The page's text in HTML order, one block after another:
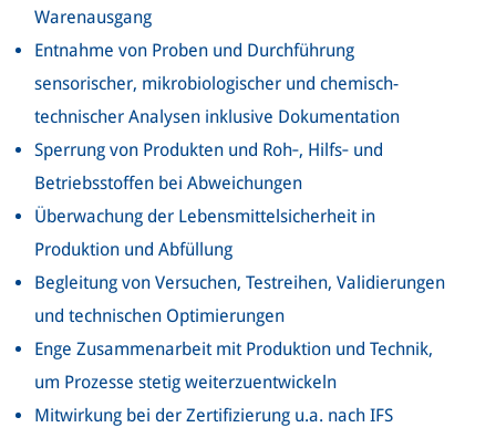
Warenausgang
Entnahme von Proben und Durchführung
sensorischer, mikrobiologischer und chemisch-
technischer Analysen inklusive Dokumentation
Sperrung von Produkten und Roh‑, Hilfs‑ und
Betriebsstoffen bei Abweichungen
Überwachung der Lebensmittelsicherheit in
Produktion und Abfüllung
Begleitung von Versuchen, Testreihen, Validierungen
und technischen Optimierungen
Enge Zusammenarbeit mit Produktion und Technik,
um Prozesse stetig weiterzuentwickeln
Mitwirkung bei der Zertifizierung u.a. nach IFS